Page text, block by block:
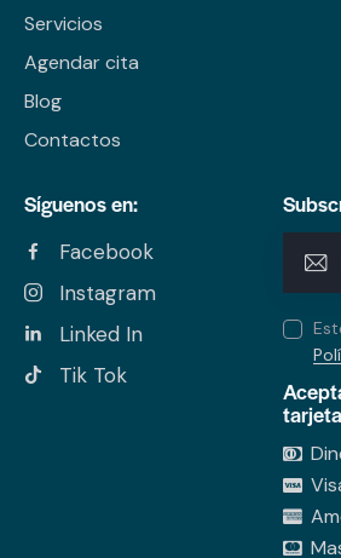
Servicios
Agendar cita
Blog
Contactos
Síguenos en:
Facebook
Instagram
Linked In
Tik Tok